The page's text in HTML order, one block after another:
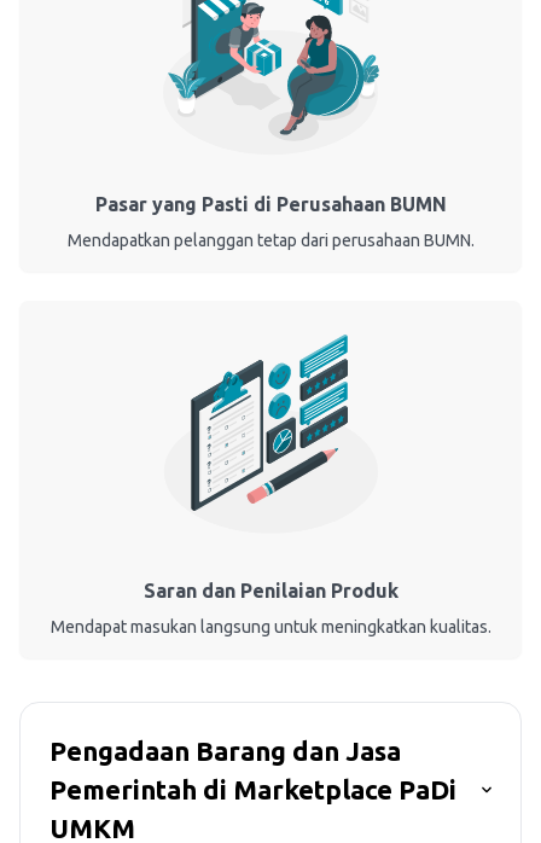
Pasar yang Pasti di Perusahaan BUMN
Mendapatkan pelanggan tetap dari perusahaan BUMN.
Saran dan Penilaian Produk
Mendapat masukan langsung untuk meningkatkan kualitas.
Pengadaan Barang dan Jasa
Pemerintah di Marketplace PaDi
UMKM